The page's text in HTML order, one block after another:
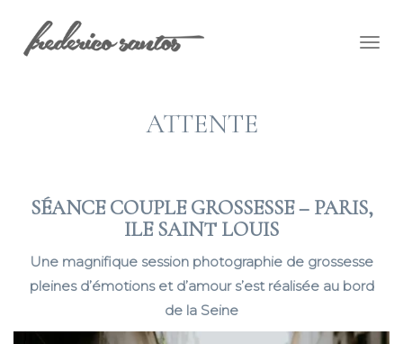
ATTENTE
SÉANCE COUPLE GROSSESSE – PARIS,
ILE SAINT LOUIS
Une magnifique session photographie de grossesse
pleines d’émotions et d’amour s’est réalisée au bord
de la Seine